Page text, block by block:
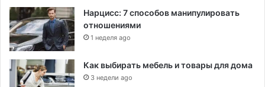
Нарцисс: 7 способов манипулировать
отношениями
1 неделя ago
Как выбирать мебель и товары для дома
3 недели ago